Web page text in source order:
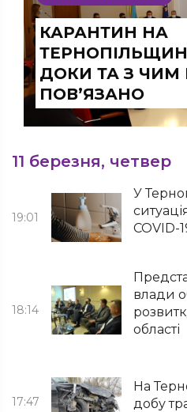
КАРАНТИН НА
ДОКИ ТА З ЧИМ
ПОВ’ЯЗАНО
11 березня, четвер
19:01
У
COVID-
18:14
влади
області
17:47
На
добу